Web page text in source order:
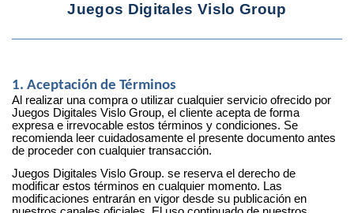
Juegos Digitales Vislo Group
1. Aceptación de Términos
Al realizar una compra o utilizar cualquier servicio ofrecido por
Juegos Digitales Vislo Group, el cliente acepta de forma
expresa e irrevocable estos términos y condiciones. Se
recomienda leer cuidadosamente el presente documento antes
de proceder con cualquier transacción.
Juegos Digitales Vislo Group. se reserva el derecho de
modificar estos términos en cualquier momento. Las
modificaciones entrarán en vigor desde su publicación en